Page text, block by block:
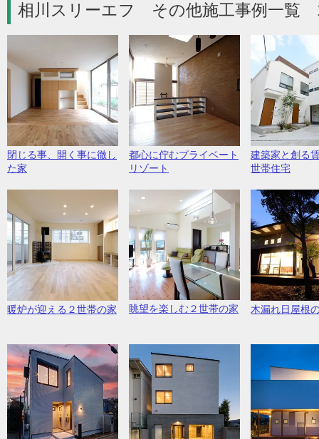
相川スリーエフ その他施工事例一覧
閉じる事、開く事に徹し
た家
都心に佇むプライベート
リゾート
建築家と創る
世帯住宅
暖炉が迎える２世帯の家 眺望を楽しむ２世帯の家 木漏れ日屋根